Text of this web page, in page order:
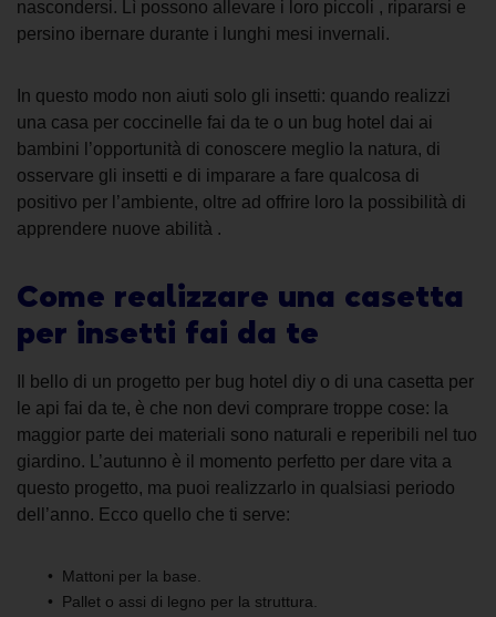
nascondersi. Lì possono allevare i loro piccoli , ripararsi e
persino ibernare durante i lunghi mesi invernali.
In questo modo non aiuti solo gli insetti: quando realizzi
una casa per coccinelle fai da te o un bug hotel dai ai
bambini l’opportunità di conoscere meglio la natura, di
osservare gli insetti e di imparare a fare qualcosa di
positivo per l’ambiente, oltre ad offrire loro la possibilità di
apprendere nuove abilità .
Come realizzare una casetta
per insetti fai da te
Il bello di un progetto per bug hotel diy o di una casetta per
le api fai da te, è che non devi comprare troppe cose: la
maggior parte dei materiali sono naturali e reperibili nel tuo
giardino. L’autunno è il momento perfetto per dare vita a
questo progetto, ma puoi realizzarlo in qualsiasi periodo
dell’anno. Ecco quello che ti serve:
Mattoni per la base.
Pallet o assi di legno per la struttura.